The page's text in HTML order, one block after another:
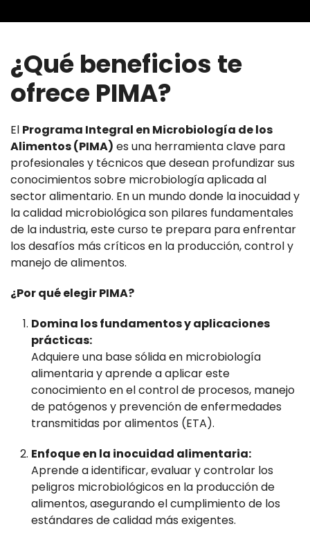
¿Qué beneficios te
ofrece PIMA?
El Programa Integral en Microbiología de los
Alimentos (PIMA) es una herramienta clave para
profesionales y técnicos que desean profundizar sus
conocimientos sobre microbiología aplicada al
sector alimentario. En un mundo donde la inocuidad y
la calidad microbiológica son pilares fundamentales
de la industria, este curso te prepara para enfrentar
los desafíos más críticos en la producción, control y
manejo de alimentos.
¿Por qué elegir PIMA?
Domina los fundamentos y aplicaciones
prácticas:
Adquiere una base sólida en microbiología
alimentaria y aprende a aplicar este
conocimiento en el control de procesos, manejo
de patógenos y prevención de enfermedades
transmitidas por alimentos (ETA).
Enfoque en la inocuidad alimentaria:
Aprende a identificar, evaluar y controlar los
peligros microbiológicos en la producción de
alimentos, asegurando el cumplimiento de los
estándares de calidad más exigentes.